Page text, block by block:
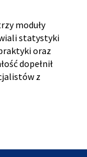
moduły
statystyki
oraz
dopełnił
z